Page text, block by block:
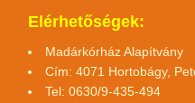
Elérhetőségek:
Madárkórház Alapítvány
Cím: 4071 Hortobágy,
Tel: 0630/9-435-494